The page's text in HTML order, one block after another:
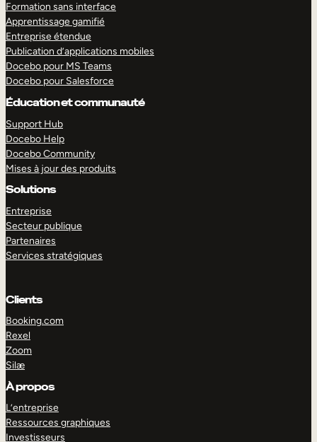
Formation sans interface
Apprentissage gamifié
Entreprise étendue
Publication d’applications mobiles
Docebo pour MS Teams
Docebo pour Salesforce
Éducation et communauté
Support Hub
Docebo Help
Docebo Community
Mises à jour des produits
Solutions
Entreprise
Secteur publique
Partenaires
Services stratégiques
Clients
Booking.com
Rexel
Zoom
Silæ
À propos
L’entreprise
Ressources graphiques
Investisseurs